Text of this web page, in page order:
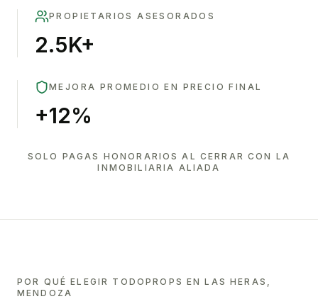
PROPIETARIOS ASESORADOS
2.5K+
MEJORA PROMEDIO EN PRECIO FINAL
+12%
SOLO PAGAS HONORARIOS AL CERRAR CON LA
INMOBILIARIA ALIADA
POR QUÉ ELEGIR TODOPROPS ENLAS HERAS,
MENDOZA